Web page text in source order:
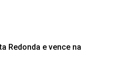
Redonda e vence na